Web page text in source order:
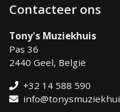
Contacteer ons
Tony's Muziekhuis
Pas 36
2440 Geel, België
+32 14 588 590